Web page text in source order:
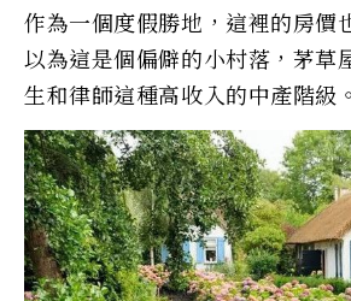
作為一個度假勝地，這裡的房價
以為這是個偏僻的小村落，茅草
生和律師這種高收入的中產階級。